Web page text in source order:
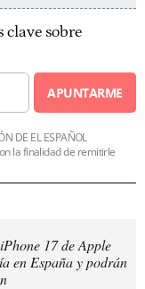
clave sobre
APUNTARME
DE EL ESPAÑOL
la finalidad de remitirle
17 de Apple
en España y podrán